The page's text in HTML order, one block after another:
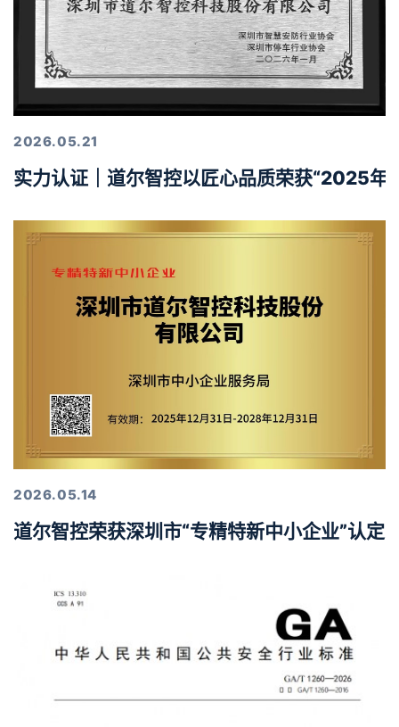
2026.05.21
实力认证｜道尔智控以匠心品质荣获“2025年
2026.05.14
道尔智控荣获深圳市“专精特新中小企业”认定